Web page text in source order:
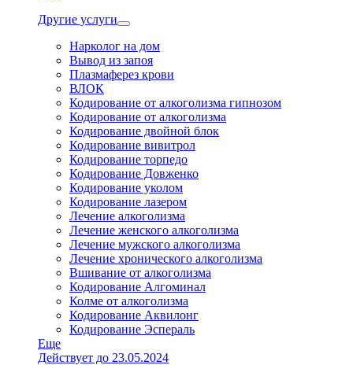
Другие услуги
Нарколог на дом
Вывод из запоя
Плазмаферез крови
ВЛОК
Кодирование от алкоголизма гипнозом
Кодирование от алкоголизма
Кодирование двойной блок
Кодирование вивитрол
Кодирование торпедо
Кодирование Довженко
Кодирование уколом
Кодирование лазером
Лечение алкоголизма
Лечение женского алкоголизма
Лечение мужского алкоголизма
Лечение хронического алкоголизма
Вшивание от алкоголизма
Кодирование Алгоминал
Колме от алкоголизма
Кодирование Аквилонг
Кодирование Эспераль
Еще
Действует до 23.05.2024